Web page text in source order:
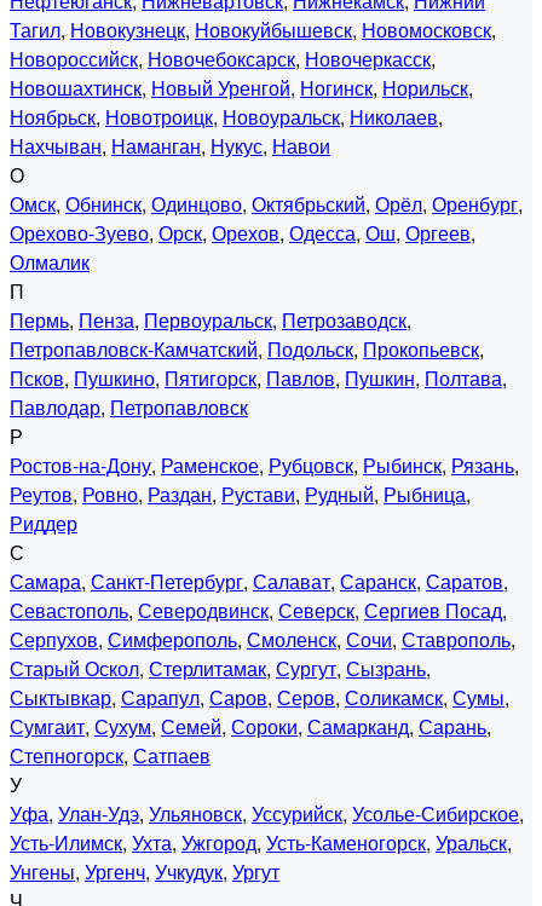
Тагил, Новокузнецк, Новокуйбышевск, Новомосковск,
Новороссийск, Новочебоксарск, Новочеркасск,
Новошахтинск, Новый Уренгой, Ногинск, Норильск,
Ноябрьск, Новотроицк, Новоуральск, Николаев,
Нахчыван, Наманган, Нукус, Навои
О
Омск, Обнинск, Одинцово, Октябрьский, Орёл, Оренбург,
Орехово-Зуево, Орск, Орехов, Одесса, Ош, Оргеев,
Олмалик
П
Пермь, Пенза, Первоуральск, Петрозаводск,
Петропавловск-Камчатский, Подольск, Прокопьевск,
Псков, Пушкино, Пятигорск, Павлов, Пушкин, Полтава,
Павлодар, Петропавловск
Р
Ростов-на-Дону, Раменское, Рубцовск, Рыбинск, Рязань,
Реутов, Ровно, Раздан, Рустави, Рудный, Рыбница,
Риддер
С
Самара, Санкт-Петербург, Салават, Саранск, Саратов,
Севастополь, Северодвинск, Северск, Сергиев Посад,
Серпухов, Симферополь, Смоленск, Сочи, Ставрополь,
Старый Оскол, Стерлитамак, Сургут, Сызрань,
Сыктывкар, Сарапул, Саров, Серов, Соликамск, Сумы,
Сумгаит, Сухум, Семей, Сороки, Самарканд, Сарань,
Степногорск, Сатпаев
У
Уфа, Улан-Удэ, Ульяновск, Уссурийск, Усолье-Сибирское,
Усть-Илимск, Ухта, Ужгород, Усть-Каменогорск, Уральск,
Унгены, Ургенч, Учкудук, Ургут